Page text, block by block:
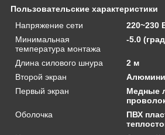
Пользовательские характеристики
Напряжение сети
220~230
Минимальная
температура монтажа
-5.0
Длина силового шнура
2 м
Второй экран
Первый экран
Медные
Оболочка
ПВХ